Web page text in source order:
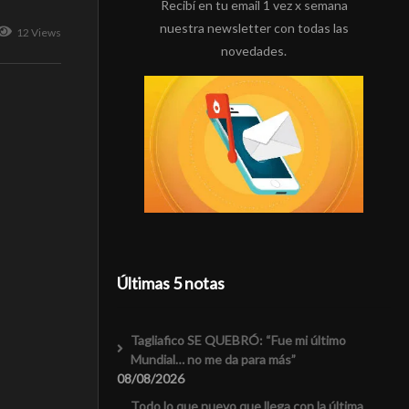
12 Views
Recibí en tu email 1 vez x semana
nuestra newsletter con todas las
novedades.
Últimas 5 notas
Tagliafico SE QUEBRÓ: “Fue mi último
Mundial… no me da para más”
08/08/2026
Todo lo que nuevo que llega con la última